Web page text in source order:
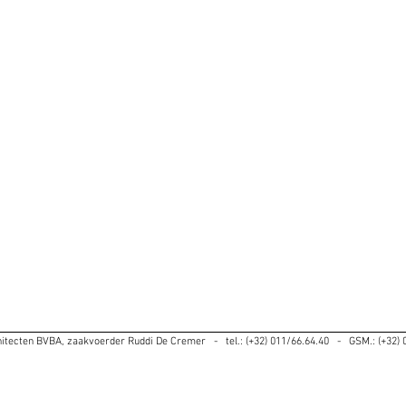
BVBA, zaakvoerder Ruddi De Cremer - tel.: (+32) 011/66.64.40 - GSM.: (+32)